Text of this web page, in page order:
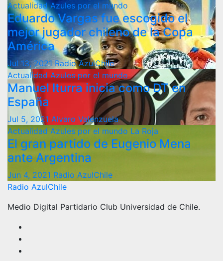
ActualidadAzules por el mundo
Eduardo Vargas fue escogido el
mejor jugador chileno de la Copa
América
Jul 13, 2021Radio AzulChile
ActualidadAzules por el mundo
Manuel Iturra inicia como DT en
España
Jul 5, 2021 Alvaro Valenzuela
Actualidad Azules por el mundo La Roja
El gran partido de Eugenio Mena
ante Argentina
Jun 4, 2021 Radio AzulChile
Radio AzulChile
Medio Digital Partidario Club Universidad de Chile.